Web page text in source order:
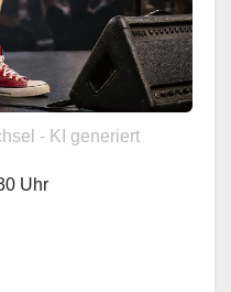
- KI generiert
Uhr